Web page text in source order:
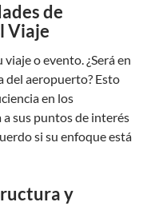
de
Viaje
o evento. ¿Será en
del aeropuerto? Esto
en los
sus puntos de interés
si su enfoque está
y